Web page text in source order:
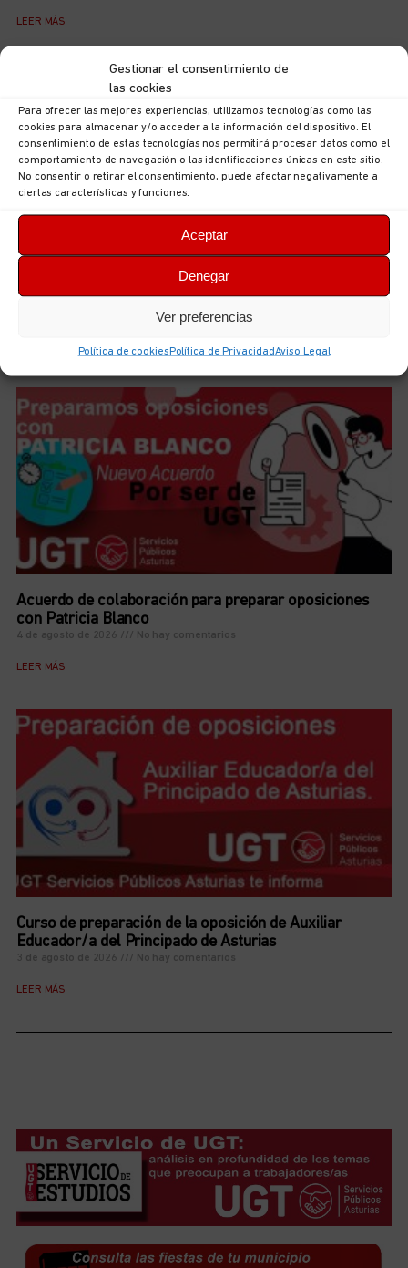
Gestionar el consentimiento de
las cookies
Para ofrecer las mejores experiencias, utilizamos tecnologías como las
cookies para almacenar y/o acceder a la información del dispositivo. El
consentimiento de estas tecnologías nos permitirá procesar datos como el
comportamiento de navegación o las identificaciones únicas en este sitio.
No consentir o retirar el consentimiento, puede afectar negativamente a
ciertas características y funciones.
Aceptar
Denegar
Ver preferencias
Política de cookiesPolítica de PrivacidadAviso Legal
LEER MÁS
Acuerdo para el III Convenio Estatal de Centros y
Servicios Veterinarios
No hay comentarios
Acuerdo de colaboración para preparar oposiciones
con Patricia Blanco
4 de agosto de 2026 No hay comentarios
LEER MÁS
Curso de preparación de la oposición de Auxiliar
Educador/a del Principado de Asturias
3 de agosto de 2026 No hay comentarios
LEER MÁS